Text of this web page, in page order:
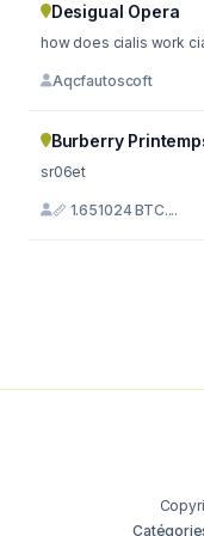
Desigual Opera
how does cialis work
Aqcfautoscoft
Burberry
sr06et
📏 1.651024 BTC....